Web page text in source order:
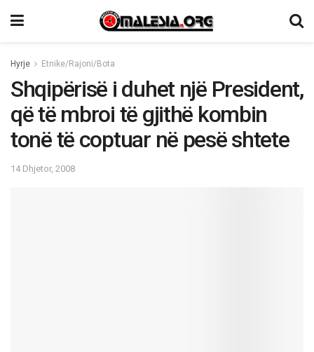
Hyrje Etnike/Rajoni/Bota
Shqipërisë i duhet një President,
që të mbroi të gjithë kombin
tonë të coptuar në pesë shtete
14 Dhjetor, 2008